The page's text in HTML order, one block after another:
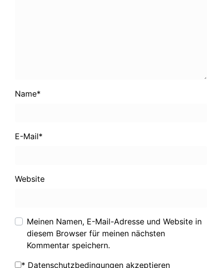
Name*
E-Mail*
Website
Meinen Namen, E-Mail-Adresse und Website in
diesem Browser für meinen nächsten
Kommentar speichern.
* Datenschutzbedingungen akzeptieren